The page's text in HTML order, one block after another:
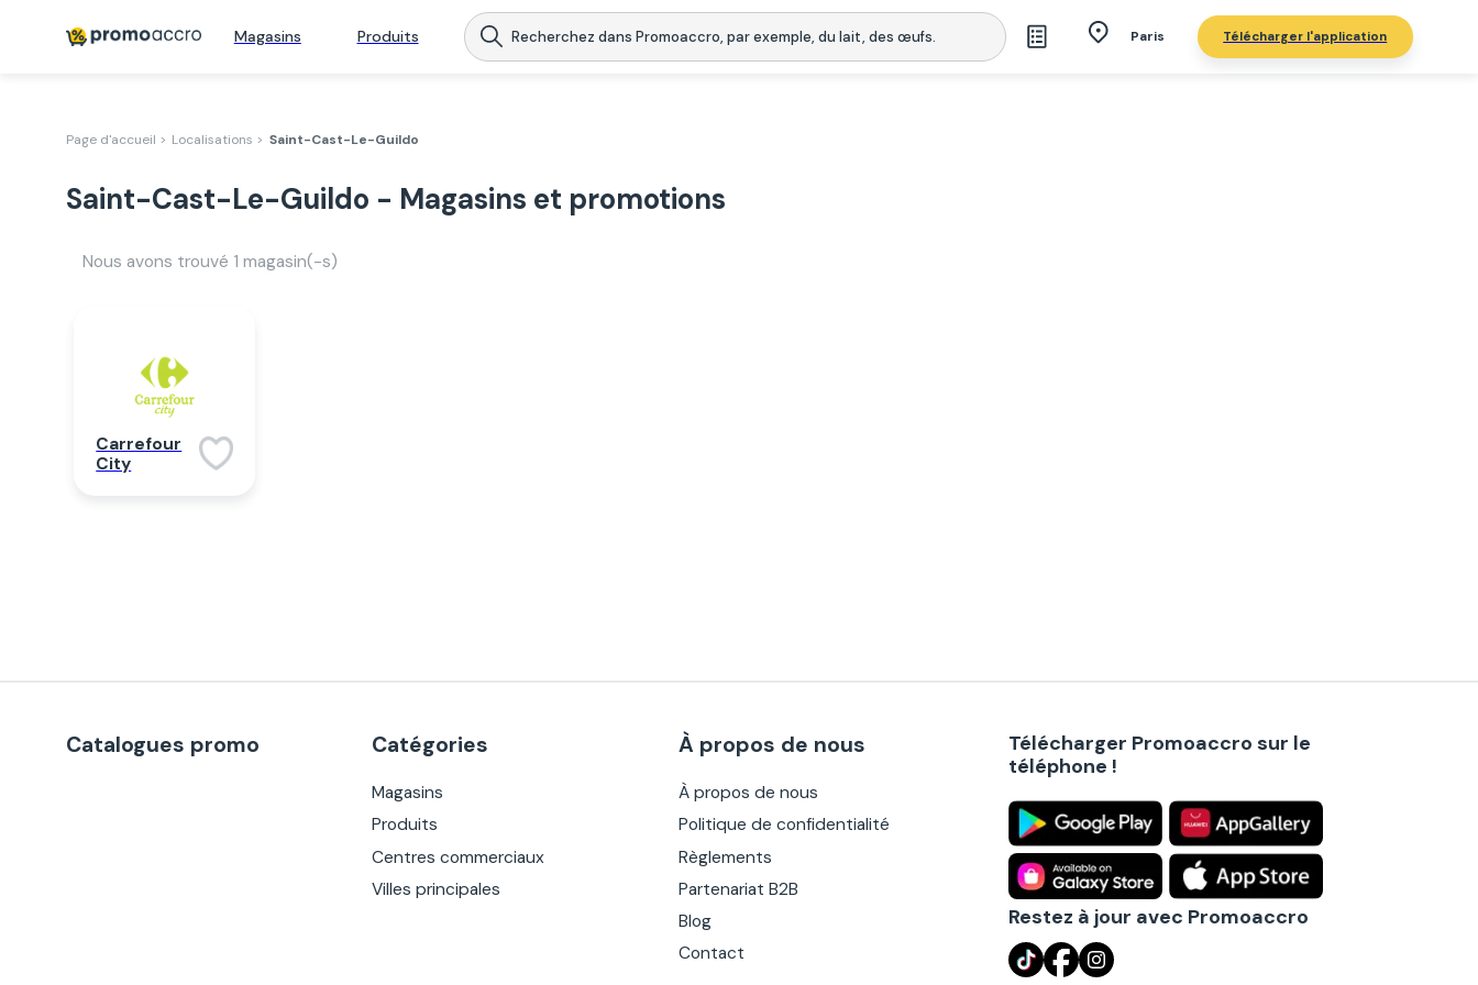
Magasins Produits Paris Télécharger l'application
Page d'accueil > Localisations > Saint-Cast-Le-Guildo
Saint-Cast-Le-Guildo - Magasins et promotions
Nous avons trouvé 1 magasin(-s)
Carrefour
City
Catalogues promo Catégories
Magasins
Produits
Centres commerciaux
Villes principales
À propos de nous
À propos de nous
Politique de confidentialité
Règlements
Partenariat B2B
Blog
Contact
Télécharger Promoaccro sur le
téléphone !
Restez à jour avec Promoaccro